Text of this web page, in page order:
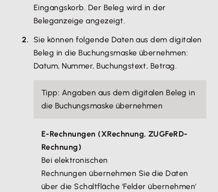
Eingangskorb. Der Beleg wird in der
Beleganzeige angezeigt.
Sie können folgende Daten aus dem digitalen
Beleg in die Buchungsmaske übernehmen:
Datum, Nummer, Buchungstext, Betrag.
Tipp: Angaben aus dem digitalen Beleg in
die Buchungsmaske übernehmen
E-Rechnungen (XRechnung, ZUGFeRD-
Rechnung)
Bei elektronischen
Rechnungen übernehmen Sie die Daten
über die Schaltfläche 'Felder übernehmen'